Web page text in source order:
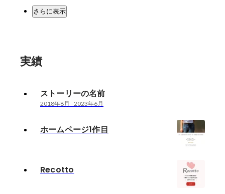
さらに表示
実績
ストーリーの名前
2018年8月 -2023年6月
ホームページ1作目
Recotto